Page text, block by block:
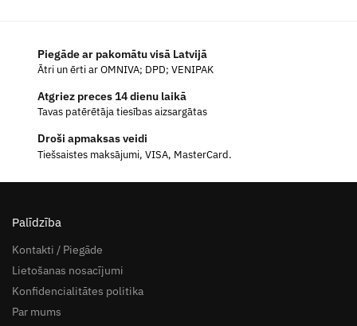
Piegāde ar pakomātu visā Latvijā
Ātri un ērti ar OMNIVA; DPD; VENIPAK
Atgriez preces 14 dienu laikā
Tavas patērētāja tiesības aizsargātas
Droši apmaksas veidi
Tiešsaistes maksājumi, VISA, MasterCard.
Palīdzība
Kontakti / Piegāde
Lietošanas nosacījumi
Konfidencialitātes politika
Par mums